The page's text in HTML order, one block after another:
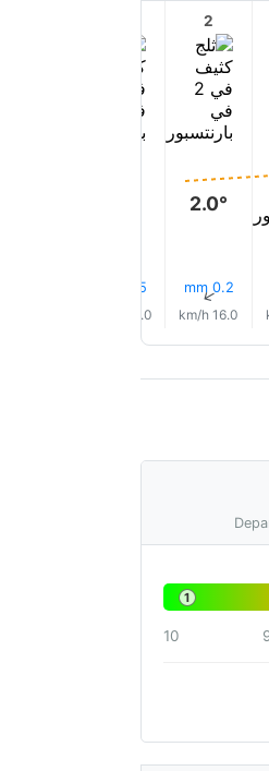
2
2.0°
0.2 mm
↑
16.0 km/h
0.5 mm
14.0 km/h
1
10